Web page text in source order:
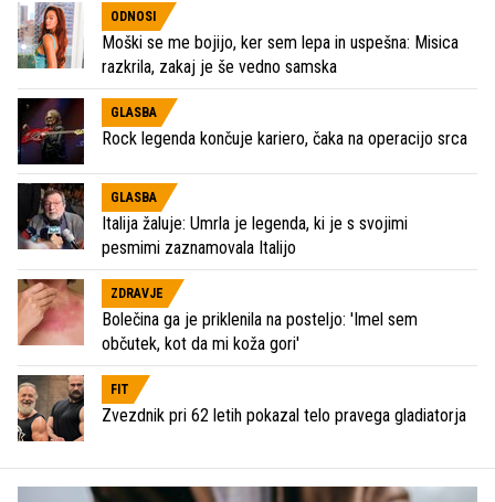
ODNOSI
Moški se me bojijo, ker sem lepa in uspešna: Misica
razkrila, zakaj je še vedno samska
GLASBA
Rock legenda končuje kariero, čaka na operacijo srca
GLASBA
Italija žaluje: Umrla je legenda, ki je s svojimi
pesmimi zaznamovala Italijo
ZDRAVJE
Bolečina ga je priklenila na posteljo: 'Imel sem
občutek, kot da mi koža gori'
FIT
Zvezdnik pri 62 letih pokazal telo pravega gladiatorja